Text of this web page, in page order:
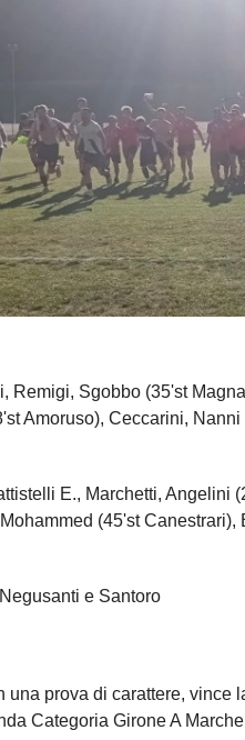
Remigi, Sgobbo (35'st
Amoruso), Ceccarini,
E., Marchetti, Angelini
(45'st Canestrari),
e Santoro
una prova di carattere, vince
Categoria Girone A